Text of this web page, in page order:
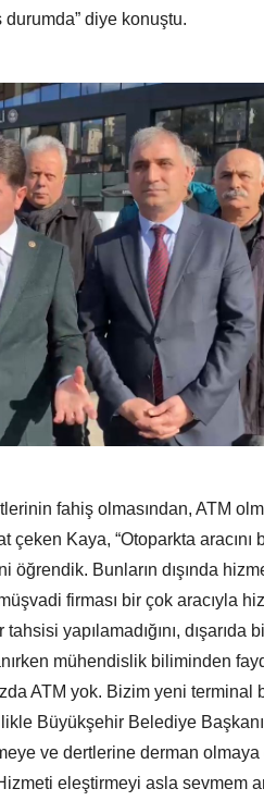
durumda” diye konuştu.
fahiş olmasından, ATM
çeken Kaya, “Otoparkta aracını
öğrendik. Bunların dışında
firması bir çok aracıyla
yapılamadığını, dışarıda
mühendislik biliminden
ATM yok. Bizim yeni terminal
Büyükşehir Belediye
ve dertlerine derman olmaya
eleştirmeyi asla sevmem